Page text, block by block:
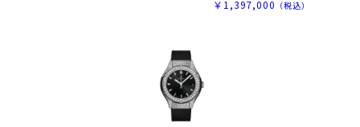
￥1,397,000 （税込）